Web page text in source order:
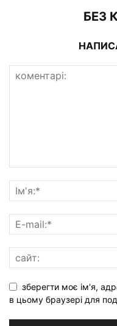
БЕЗ
зберегти моє ім'я,
в цьому браузері для